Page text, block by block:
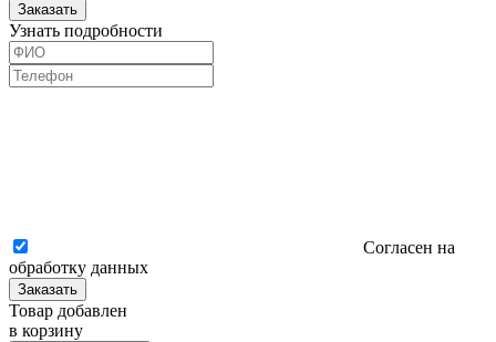
Заказать
Узнать подробности
Согласен на
обработку данных
Заказать
Товар добавлен
в корзину